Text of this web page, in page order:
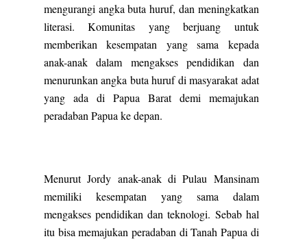
mengurangi angka buta huruf, dan meningkatkan
literasi. Komunitas yang berjuang untuk
memberikan kesempatan yang sama kepada
anak-anak dalam mengakses pendidikan dan
menurunkan angka buta huruf di masyarakat adat
yang ada di Papua Barat demi memajukan
peradaban Papua ke depan.
Menurut Jordy anak-anak di Pulau Mansinam
memiliki kesempatan yang sama dalam
mengakses pendidikan dan teknologi. Sebab hal
itu bisa memajukan peradaban di Tanah Papua di